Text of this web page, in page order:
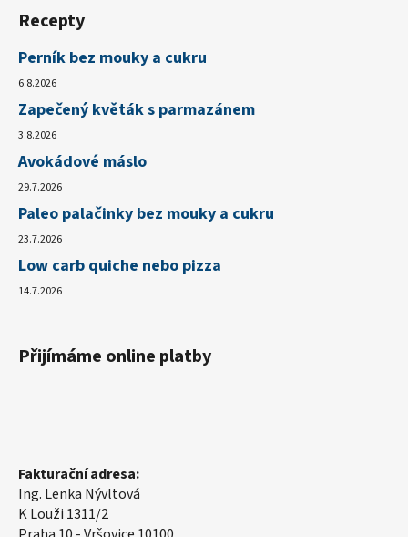
Recepty
Perník bez mouky a cukru
6.8.2026
Zapečený květák s parmazánem
3.8.2026
Avokádové máslo
29.7.2026
Paleo palačinky bez mouky a cukru
23.7.2026
Low carb quiche nebo pizza
14.7.2026
Přijímáme online platby
Fakturační adresa:
Ing. Lenka Nývltová
K Louži 1311/2